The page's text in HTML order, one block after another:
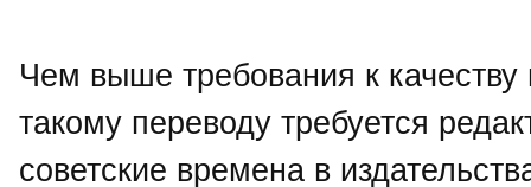
Чем выше требования к
такому переводу требуется
советские времена в